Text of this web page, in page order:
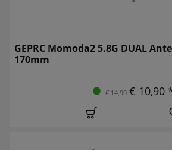
GEPRC Momoda2 5.8G DUAL
170mm
€ 14,90 € 10,90